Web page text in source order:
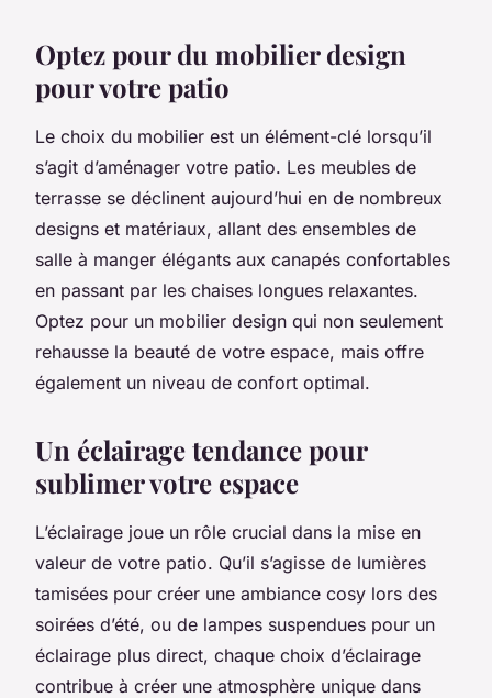
Optez pour du mobilier design
pour votre patio
Le choix du mobilier est un élément-clé lorsqu’il
s’agit d’aménager votre patio. Les meubles de
terrasse se déclinent aujourd’hui en de nombreux
designs et matériaux, allant des ensembles de
salle à manger élégants aux canapés confortables
en passant par les chaises longues relaxantes.
Optez pour un mobilier design qui non seulement
rehausse la beauté de votre espace, mais offre
également un niveau de confort optimal.
Un éclairage tendance pour
sublimer votre espace
L’éclairage joue un rôle crucial dans la mise en
valeur de votre patio. Qu’il s’agisse de lumières
tamisées pour créer une ambiance cosy lors des
soirées d’été, ou de lampes suspendues pour un
éclairage plus direct, chaque choix d’éclairage
contribue à créer une atmosphère unique dans